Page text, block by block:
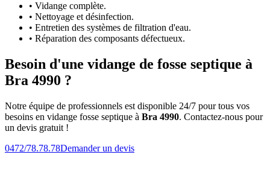
• Vidange complète.
• Nettoyage et désinfection.
• Entretien des systèmes de filtration d'eau.
• Réparation des composants défectueux.
Besoin d'une vidange de fosse septique à
Bra 4990 ?
Notre équipe de professionnels est disponible 24/7 pour tous vos
besoins en vidange fosse septique à Bra 4990. Contactez-nous pour
un devis gratuit !
0472/78.78.78Demander un devis